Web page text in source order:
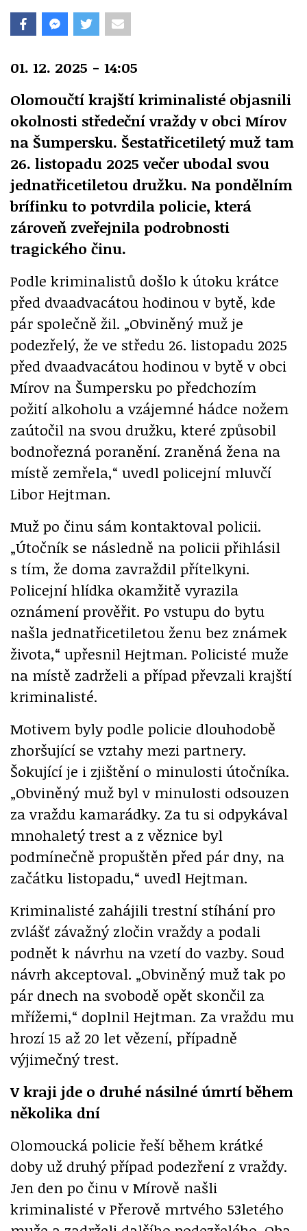
01. 12. 2025 - 14:05
Olomoučtí krajští kriminalisté objasnili
okolnosti středeční vraždy v obci Mírov
na Šumpersku. Šestatřicetiletý muž tam
26. listopadu 2025 večer ubodal svou
jednatřicetiletou družku. Na pondělním
brífinku to potvrdila policie, která
zároveň zveřejnila podrobnosti
tragického činu.
Podle kriminalistů došlo k útoku krátce
před dvaadvacátou hodinou v bytě, kde
pár společně žil. „Obviněný muž je
podezřelý, že ve středu 26. listopadu 2025
před dvaadvacátou hodinou v bytě v obci
Mírov na Šumpersku po předchozím
požití alkoholu a vzájemné hádce nožem
zaútočil na svou družku, které způsobil
bodnořezná poranění. Zraněná žena na
místě zemřela,“ uvedl policejní mluvčí
Libor Hejtman.
Muž po činu sám kontaktoval policii.
„Útočník se následně na policii přihlásil
s tím, že doma zavraždil přítelkyni.
Policejní hlídka okamžitě vyrazila
oznámení prověřit. Po vstupu do bytu
našla jednatřicetiletou ženu bez známek
života,“ upřesnil Hejtman. Policisté muže
na místě zadrželi a případ převzali krajští
kriminalisté.
Motivem byly podle policie dlouhodobě
zhoršující se vztahy mezi partnery.
Šokující je i zjištění o minulosti útočníka.
„Obviněný muž byl v minulosti odsouzen
za vraždu kamarádky. Za tu si odpykával
mnohaletý trest a z věznice byl
podmínečně propuštěn před pár dny, na
začátku listopadu,“ uvedl Hejtman.
Kriminalisté zahájili trestní stíhání pro
zvlášť závažný zločin vraždy a podali
podnět k návrhu na vzetí do vazby. Soud
návrh akceptoval. „Obviněný muž tak po
pár dnech na svobodě opět skončil za
mřížemi,“ doplnil Hejtman. Za vraždu mu
hrozí 15 až 20 let vězení, případně
výjimečný trest.
V kraji jde o druhé násilné úmrtí během
několika dní
Olomoucká policie řeší během krátké
doby už druhý případ podezření z vraždy.
Jen den po činu v Mírově našli
kriminalisté v Přerově mrtvého 53letého